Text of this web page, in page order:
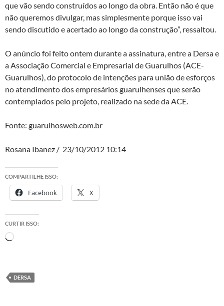
que vão sendo construídos ao longo da obra. Então não é que
não queremos divulgar, mas simplesmente porque isso vai
sendo discutido e acertado ao longo da construção”, ressaltou.
O anúncio foi feito ontem durante a assinatura, entre a Dersa e
a Associação Comercial e Empresarial de Guarulhos (ACE-
Guarulhos), do protocolo de intenções para união de esforços
no atendimento dos empresários guarulhenses que serão
contemplados pelo projeto, realizado na sede da ACE.
Fonte: guarulhosweb.com.br
Rosana Ibanez / 23/10/2012 10:14
COMPARTILHE ISSO:
Facebook X
CURTIR ISSO:
Carregando...
DERSA